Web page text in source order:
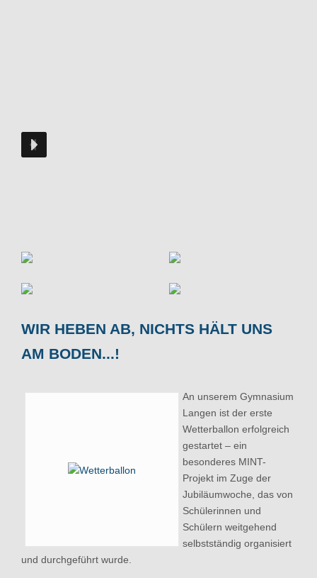
WIR HEBEN AB, NICHTS HÄLT UNS
AM BODEN...!
An unserem Gymnasium
Langen ist der erste
Wetterballon erfolgreich
gestartet – ein
besonderes MINT-
Projekt im Zuge der
Jubiläumwoche, das von
Schülerinnen und
Schülern weitgehend
selbstständig organisiert
und durchgeführt wurde.